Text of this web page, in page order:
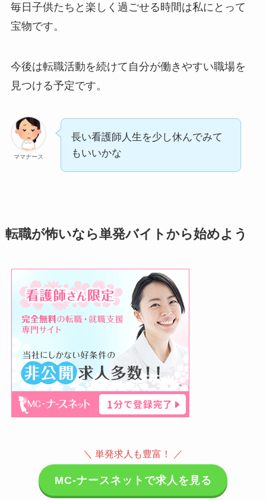
毎日子供たちと楽しく過ごせる時間は私にとって
宝物です。
今後は転職活動を続けて自分が働きやすい職場を
見つける予定です。
ママナース
長い看護師人生を少し休んでみて
もいいかな
転職が怖いなら単発バイトから始めよう
＼ 単発求人も豊富！ ／
MC-ナースネットで求人を見る